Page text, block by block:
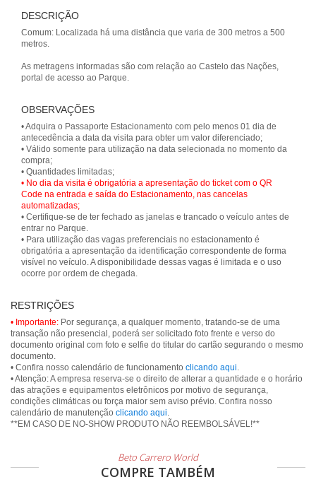
DESCRIÇÃO
Comum: Localizada há uma distância que varia de 300 metros a 500
metros.
As metragens informadas são com relação ao Castelo das Nações,
OBSERVAÇÕES
• Adquira o Passaporte Estacionamento com pelo menos 01 dia de
antecedência a data da visita para obter um valor diferenciado;
• Válido somente para utilização na data selecionada no momento da
compra;
• No dia da visita é obrigatória a apresentação do ticket com o QR
Code na entrada e saída do Estacionamento, nas cancelas
automatizadas;
• Certifique-se de ter fechado as janelas e trancado o veículo antes de
entrar no Parque.
• Para utilização das vagas preferenciais no estacionamento é
obrigatória a apresentação da identificação correspondente de forma
visível no veículo. A disponibilidade dessas vagas é limitada e o uso
ocorre por ordem de chegada.
RESTRIÇÕES
• Importante: Por segurança, a qualquer momento, tratando-se de uma
transação não presencial, poderá ser solicitado foto frente e verso do
documento original com foto e selfie do titular do cartão segurando o mesmo
documento.
• Confira nosso calendário de funcionamento clicando aqui.
• Atenção: A empresa reserva-se o direito de alterar a quantidade e o horário
das atrações e equipamentos eletrônicos por motivo de segurança,
condições climáticas ou força maior sem aviso prévio. Confira nosso
calendário de manutenção clicando aqui.
**EM CASO DE NO-SHOW PRODUTO NÃO REEMBOLSÁVEL!**
Beto Carrero World
COMPRE TAMBÉM